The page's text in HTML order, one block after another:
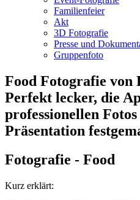
Familienfeier
Akt
3D Fotografie
Presse und
Gruppenfoto
Food Fotografie
Perfekt lecker, die
professionellen
Präsentation
Fotografie - Food
Kurz erklärt: